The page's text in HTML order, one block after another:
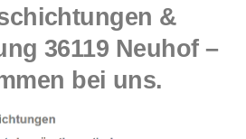
&
36119 Neuhof –
bei uns.